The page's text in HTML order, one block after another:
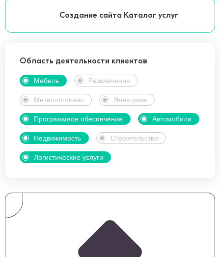
Создание сайта Каталог услуг
Область деятельности клиентов
Мебель Развлечения
Металлопрокат Электрика
Программное обеспечение Автомобили
Недвижимость Строительство
Логистические услуги